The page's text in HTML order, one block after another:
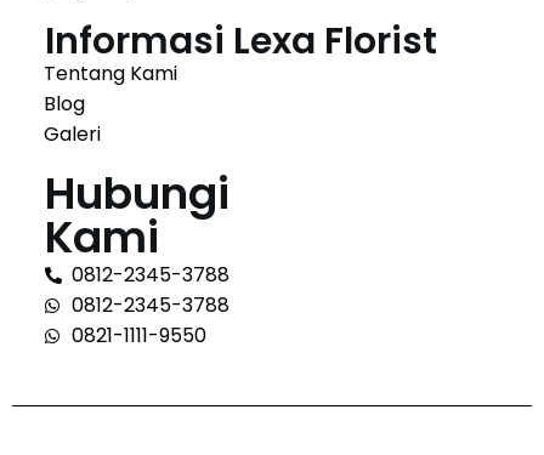
Informasi Lexa Florist
Tentang Kami
Blog
Galeri
Hubungi
Kami
0812-2345-3788
0812-2345-3788
0821-1111-9550